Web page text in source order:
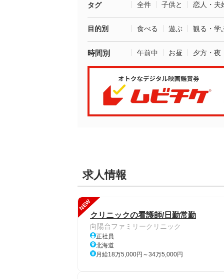
タグ 全件 子供と 恋人・夫
目的別 食べる 遊ぶ 観る・学
時間別 午前中 お昼 夕方・夜
求人情報
NEW
クリニックの看護師/日勤常勤
向陽台ファミリークリニック
正社員
北海道
月給18万5,000円～34万5,000円